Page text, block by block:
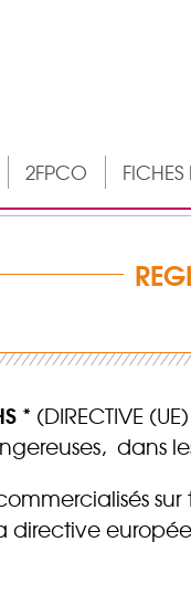
2FPCO
* (DIRECTIVE
dans
directive